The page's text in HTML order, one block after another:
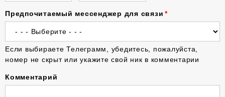
Предпочитаемый мессенджер для связи
Если выбираете Телеграмм, убедитесь, пожалуйста,
номер не скрыт или укажите свой ник в комментарии
Комментарий